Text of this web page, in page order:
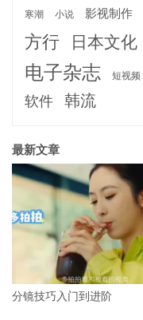
寒潮 小说 影视制作
方行 日本文化
电子杂志 短视频
软件 韩流
最新文章
分镜技巧入门到进阶